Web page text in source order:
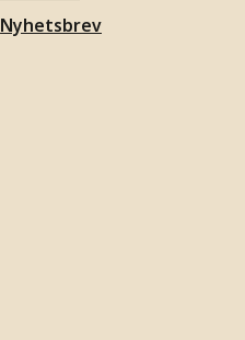
Nyhetsbrev